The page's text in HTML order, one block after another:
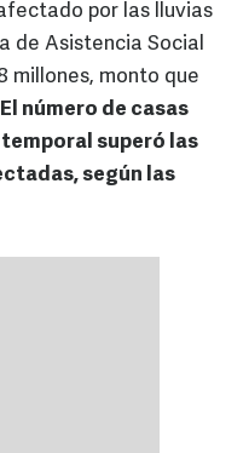
por las lluvias
de Asistencia Social
millones, monto que
El número de casas
superó las
según las